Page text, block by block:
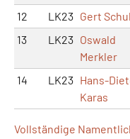
12 LK23 Gert
13
LK23 Oswald
Merkler
14 LK23 Hans-
Karas
Vollständige